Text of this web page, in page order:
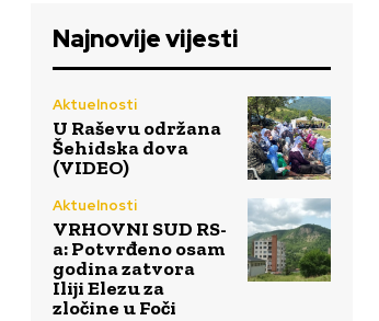
Najnovije vijesti
Aktuelnosti
U Raševu održana
Šehidska dova
(VIDEO)
Aktuelnosti
VRHOVNI SUD RS-
a: Potvrđeno osam
godina zatvora
Iliji Elezu za
zločine u Foči